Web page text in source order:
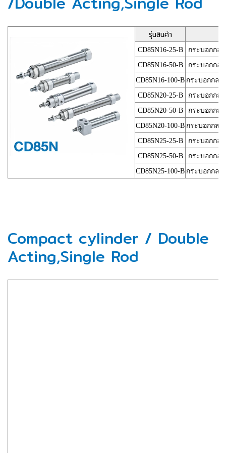
รุ่นสินค้า
CD85N16-25-B
กระบอกกลม
CD85N16-50-B
กระบอกกลม
CD85N16-100-B กระบอกกลม
CD85N20-25-B
กระบอกกลม
CD85N20-50-B
กระบอกกลม
CD85N20-100-B กระบอกกลม
CD85N25-25-B
กระบอกกลม
CD85N25-50-B
กระบอกกลม
CD85N25-100-B กระบอกกลม
Compact cylinder / Double
Acting,Single Rod